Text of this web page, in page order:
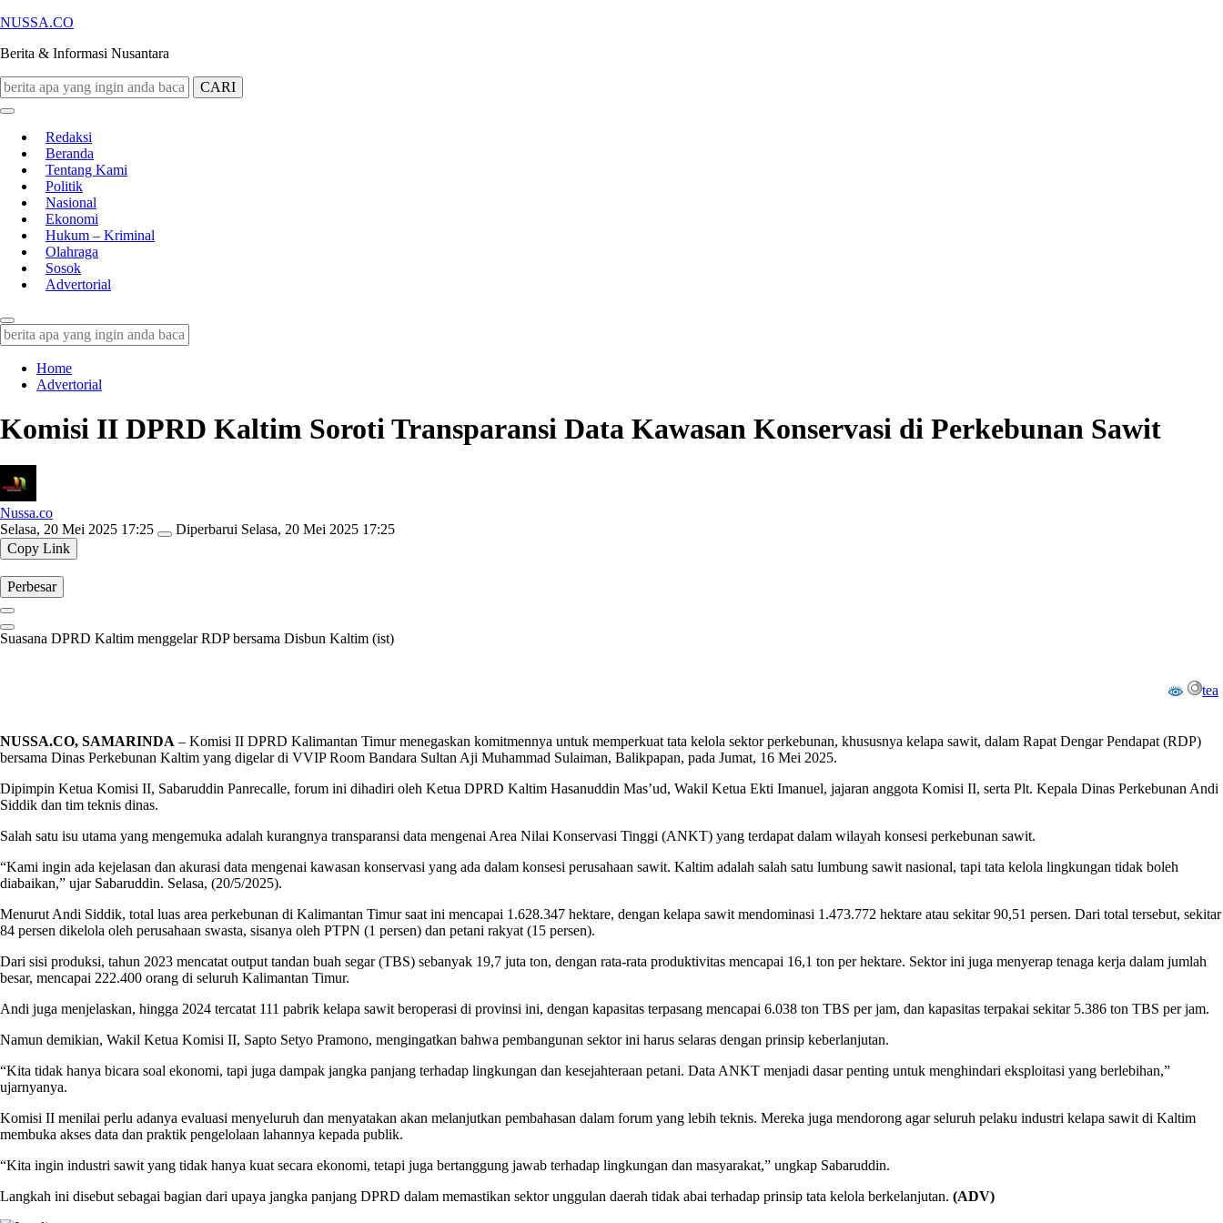
NUSSA.CO
Berita & Informasi Nusantara
CARI
Redaksi
Beranda
Tentang Kami
Politik
Nasional
Ekonomi
Hukum – Kriminal
Olahraga
Sosok
Advertorial
Home
Advertorial
Komisi II DPRD Kaltim Soroti Transparansi Data Kawasan Konservasi di Perkebunan Sawit
Nussa.co
Selasa, 20 Mei 2025 17:25
Diperbarui Selasa, 20 Mei 2025 17:25
Copy Link
Perbesar
Suasana DPRD Kaltim menggelar RDP bersama Disbun Kaltim (ist)
tea
NUSSA.CO, SAMARINDA – Komisi II DPRD Kalimantan Timur menegaskan komitmennya untuk memperkuat tata kelola sektor perkebunan, khususnya kelapa sawit, dalam Rapat Dengar Pendapat (RDP)
bersama Dinas Perkebunan Kaltim yang digelar di VVIP Room Bandara Sultan Aji Muhammad Sulaiman, Balikpapan, pada Jumat, 16 Mei 2025.
Dipimpin Ketua Komisi II, Sabaruddin Panrecalle, forum ini dihadiri oleh Ketua DPRD Kaltim Hasanuddin Mas’ud, Wakil Ketua Ekti Imanuel, jajaran anggota Komisi II, serta Plt. Kepala Dinas Perkebunan Andi
Siddik dan tim teknis dinas.
Salah satu isu utama yang mengemuka adalah kurangnya transparansi data mengenai Area Nilai Konservasi Tinggi (ANKT) yang terdapat dalam wilayah konsesi perkebunan sawit.
“Kami ingin ada kejelasan dan akurasi data mengenai kawasan konservasi yang ada dalam konsesi perusahaan sawit. Kaltim adalah salah satu lumbung sawit nasional, tapi tata kelola lingkungan tidak boleh
diabaikan,” ujar Sabaruddin. Selasa, (20/5/2025).
Menurut Andi Siddik, total luas area perkebunan di Kalimantan Timur saat ini mencapai 1.628.347 hektare, dengan kelapa sawit mendominasi 1.473.772 hektare atau sekitar 90,51 persen. Dari total tersebut, sekitar
84 persen dikelola oleh perusahaan swasta, sisanya oleh PTPN (1 persen) dan petani rakyat (15 persen).
Dari sisi produksi, tahun 2023 mencatat output tandan buah segar (TBS) sebanyak 19,7 juta ton, dengan rata-rata produktivitas mencapai 16,1 ton per hektare. Sektor ini juga menyerap tenaga kerja dalam jumlah
besar, mencapai 222.400 orang di seluruh Kalimantan Timur.
Andi juga menjelaskan, hingga 2024 tercatat 111 pabrik kelapa sawit beroperasi di provinsi ini, dengan kapasitas terpasang mencapai 6.038 ton TBS per jam, dan kapasitas terpakai sekitar 5.386 ton TBS per jam.
Namun demikian, Wakil Ketua Komisi II, Sapto Setyo Pramono, mengingatkan bahwa pembangunan sektor ini harus selaras dengan prinsip keberlanjutan.
“Kita tidak hanya bicara soal ekonomi, tapi juga dampak jangka panjang terhadap lingkungan dan kesejahteraan petani. Data ANKT menjadi dasar penting untuk menghindari eksploitasi yang berlebihan,”
ujarnyanya.
Komisi II menilai perlu adanya evaluasi menyeluruh dan menyatakan akan melanjutkan pembahasan dalam forum yang lebih teknis. Mereka juga mendorong agar seluruh pelaku industri kelapa sawit di Kaltim
membuka akses data dan praktik pengelolaan lahannya kepada publik.
“Kita ingin industri sawit yang tidak hanya kuat secara ekonomi, tetapi juga bertanggung jawab terhadap lingkungan dan masyarakat,” ungkap Sabaruddin.
Langkah ini disebut sebagai bagian dari upaya jangka panjang DPRD dalam memastikan sektor unggulan daerah tidak abai terhadap prinsip tata kelola berkelanjutan. (ADV)